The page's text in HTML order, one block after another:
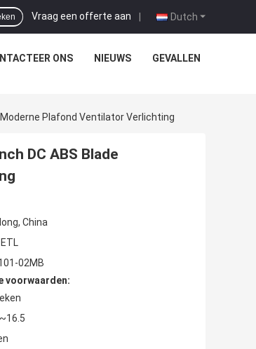
Dutch
Vraag een offerte aan |
ONS NIEUWS GEVALLEN
Plafond Ventilator Verlichting
DC ABS Blade
China
ETL
02MB
voorwaarden: